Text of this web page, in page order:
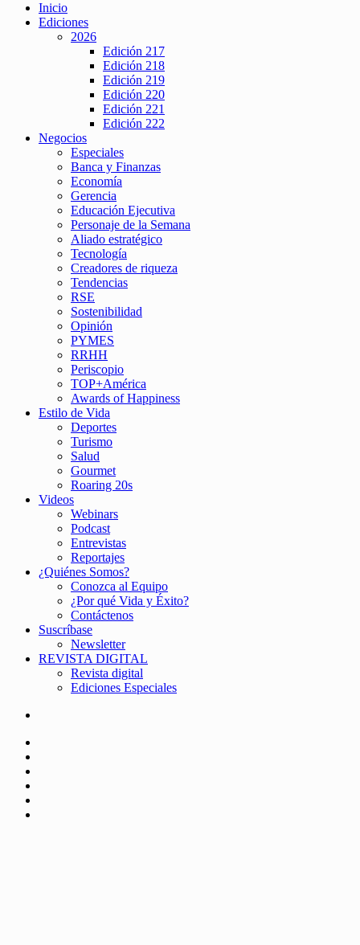
Inicio
Ediciones
2026
Edición 217
Edición 218
Edición 219
Edición 220
Edición 221
Edición 222
Negocios
Especiales
Banca y Finanzas
Economía
Gerencia
Educación Ejecutiva
Personaje de la Semana
Aliado estratégico
Tecnología
Creadores de riqueza
Tendencias
RSE
Sostenibilidad
Opinión
PYMES
RRHH
Periscopio
TOP+América
Awards of Happiness
Estilo de Vida
Deportes
Turismo
Salud
Gourmet
Roaring 20s
Videos
Webinars
Podcast
Entrevistas
Reportajes
¿Quiénes Somos?
Conozca al Equipo
¿Por qué Vida y Éxito?
Contáctenos
Suscríbase
Newsletter
REVISTA DIGITAL
Revista digital
Ediciones Especiales